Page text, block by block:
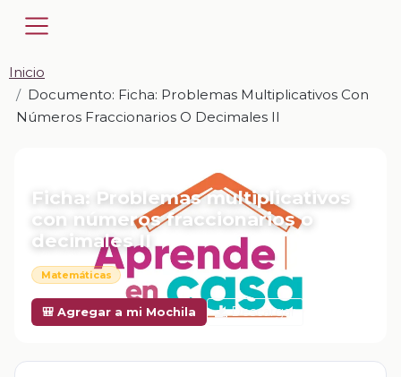
Inicio
Documento: Ficha: Problemas Multiplicativos Con
Números Fraccionarios O Decimales II
Ficha: Problemas multiplicativos
con números fraccionarios o
decimales II
Matemáticas
🎒 Agregar a mi Mochila Descargar